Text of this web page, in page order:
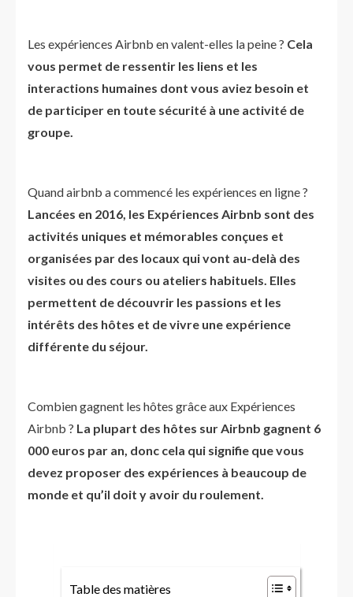
Les expériences Airbnb en valent-elles la peine ? Cela
vous permet de ressentir les liens et les
interactions humaines dont vous aviez besoin et
de participer en toute sécurité à une activité de
groupe.
Quand airbnb a commencé les expériences en ligne ?
Lancées en 2016, les Expériences Airbnb sont des
activités uniques et mémorables conçues et
organisées par des locaux qui vont au-delà des
visites ou des cours ou ateliers habituels. Elles
permettent de découvrir les passions et les
intérêts des hôtes et de vivre une expérience
différente du séjour.
Combien gagnent les hôtes grâce aux Expériences
Airbnb ? La plupart des hôtes sur Airbnb gagnent 6
000 euros par an, donc cela qui signifie que vous
devez proposer des expériences à beaucoup de
monde et qu’il doit y avoir du roulement.
Table des matières